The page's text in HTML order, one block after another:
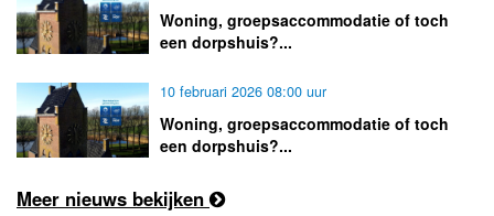
Woning, groepsaccommodatie of toch
een dorpshuis?...
10 februari 2026 08:00 uur
Woning, groepsaccommodatie of toch
een dorpshuis?...
Meer nieuws bekijken